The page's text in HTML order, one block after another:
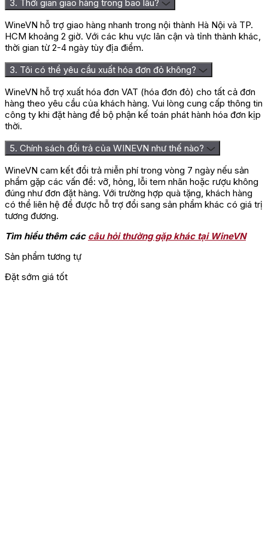
3. Thời gian giao hàng trong bao lâu?
WineVN hỗ trợ giao hàng nhanh trong nội thành Hà Nội và TP.
HCM khoảng 2 giờ. Với các khu vực lân cận và tỉnh thành khác,
thời gian từ 2-4 ngày tùy địa điểm.
3. Tôi có thể yêu cầu xuất hóa đơn đỏ không?
WineVN hỗ trợ xuất hóa đơn VAT (hóa đơn đỏ) cho tất cả đơn
hàng theo yêu cầu của khách hàng. Vui lòng cung cấp thông tin
công ty khi đặt hàng để bộ phận kế toán phát hành hóa đơn kịp
thời.
5. Chính sách đổi trả của WINEVN như thế nào?
WineVN cam kết đổi trả miễn phí trong vòng 7 ngày nếu sản
phẩm gặp các vấn đề: vỡ, hỏng, lỗi tem nhãn hoặc rượu không
đúng như đơn đặt hàng. Với trường hợp quà tặng, khách hàng
có thể liên hệ để được hỗ trợ đổi sang sản phẩm khác có giá trị
tương đương.
Tìm hiểu thêm các câu hỏi thường gặp khác tại WineVN
Sản phẩm tương tự
Đặt sớm giá tốt